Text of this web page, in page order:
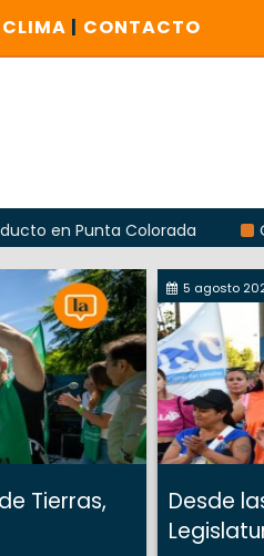
CLIMA | CONTACTO
Colorada
Odarda
Tierras,
5 agosto
Desde